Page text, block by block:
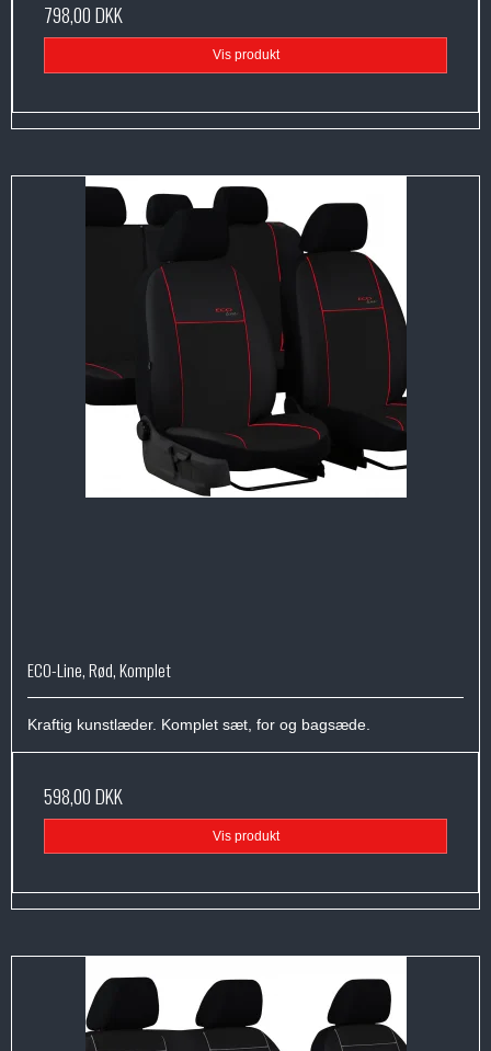
798,00 DKK
Vis produkt
ECO-Line, Rød, Komplet
Kraftig kunstlæder. Komplet sæt, for og bagsæde.
598,00 DKK
Vis produkt